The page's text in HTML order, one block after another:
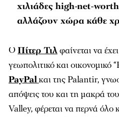
χιλιάδες high-net-
αλλάζουν χώρα κάθε
Ο Πίτερ Τιλφαίνεται να
γεωπολιτικό και
PayPalκαι της Palantir,
απόψεις του και τη μακρά
Valley, φέρεται να περνά όλο